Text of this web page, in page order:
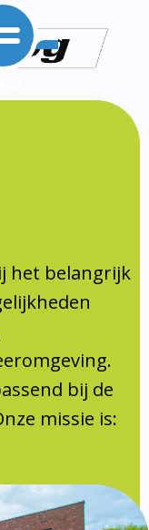
het belangrijk
bij de
missie is: